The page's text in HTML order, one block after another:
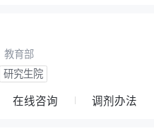
教育部
研究生院
在线咨询 调剂办法